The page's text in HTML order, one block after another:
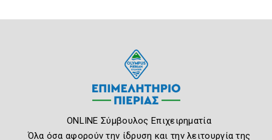
ONLINE Σύμβουλος Επιχειρηματία
Όλα όσα αφορούν την ίδρυση και την λειτουργία της